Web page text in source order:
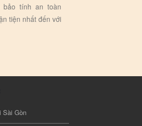
bảo tính an toàn
tiện nhất đến với
Sài Gòn